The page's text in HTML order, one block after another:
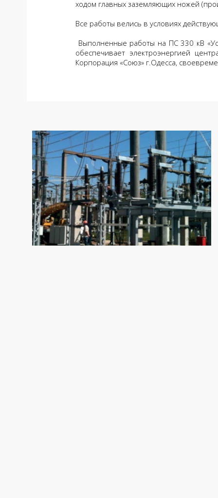
ходом главных заземляющих ножей
Все работы велись в условиях
Выполненные работы на ПС 330 кВ
обеспечивает электроэнергией
Корпорация «Союз» г.Одесса,